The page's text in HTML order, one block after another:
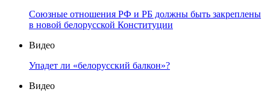
Союзные отношения РФ и РБ должны быть закреплены
в новой белорусской Конституции
Видео
Упадет ли «белорусский балкон»?
Видео